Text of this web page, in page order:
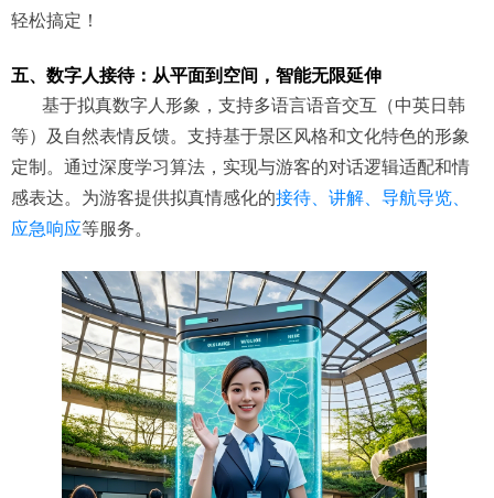
轻松搞定！
五、数字人接待：从平面到空间，智能无限延伸
基于拟真数字人形象，支持多语言语音交互（中英日韩
等）及自然表情反馈。支持基于景区风格和文化特色的形象
定制。通过深度学习算法，实现与游客的对话逻辑适配和情
感表达。为游客提供拟真情感化的接待、讲解、导航导览、
应急响应等服务。